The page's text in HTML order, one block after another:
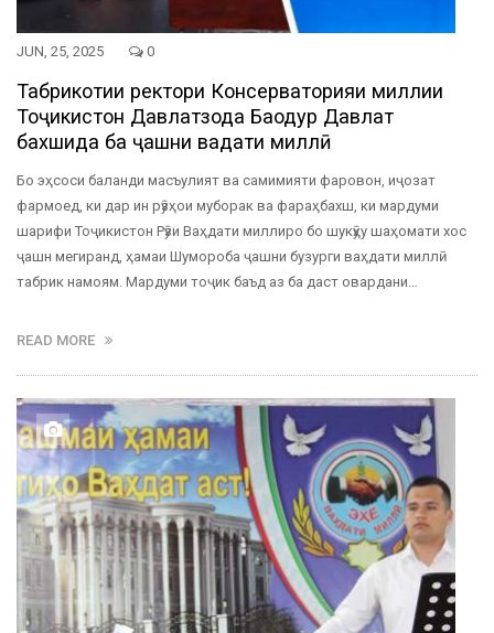
JUN, 25, 2025 0
Табрикотии ректори Консерваторияи миллии
Тоҷикистон Давлатзода Баҳодур Давлат
бахшида ба ҷашни ваҳдати миллӣ
Бо эҳсоси баланди масъулият ва самимияти фаровон, иҷозат
фармоед, ки дар ин рӯзҳои муборак ва фараҳбахш, ки мардуми
шарифи Тоҷикистон Рӯзи Ваҳдати миллиро бо шукӯҳу шаҳомати хос
ҷашн мегиранд, ҳамаи Шумороба ҷашни бузурги ваҳдати миллӣ
табрик намоям. Мардуми тоҷик баъд аз ба даст овардани…
READ MORE